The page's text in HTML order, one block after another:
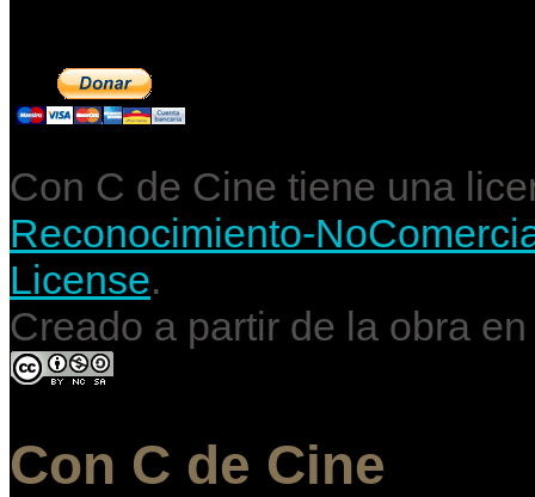
Con C de Cine tiene una
Reconocimiento-
License.
Creado a partir de la obra
Con C de Cine